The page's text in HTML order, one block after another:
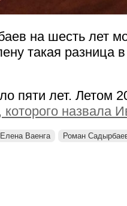
на шесть лет
такая разница в
пяти лет. Летом
назвала
Елена Ваенга Роман